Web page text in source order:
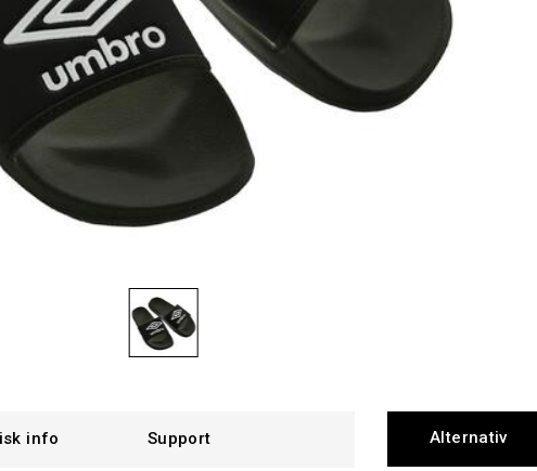
Support Alternativ